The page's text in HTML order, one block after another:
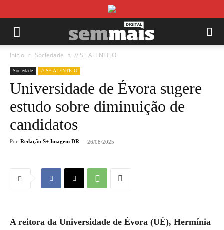
Início Sociedade // S+ ALENTEJO
Sociedade // S+ ALENTEJO
Universidade de Évora sugere
estudo sobre diminuição de
candidatos
Por Redação S+ Imagem DR - 26/08/2025
A reitora da Universidade de Évora (UÉ), Hermínia